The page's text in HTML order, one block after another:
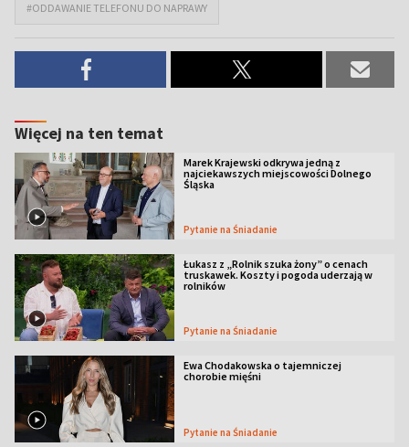
#ODDAWANIE TELEFONU DO NAPRAWY
Więcej na ten temat
Marek Krajewski odkrywa jedną z
najciekawszych miejscowości Dolnego
Śląska
Pytanie na Śniadanie
Łukasz z „Rolnik szuka żony” o cenach
truskawek. Koszty i pogoda uderzają w
rolników
Pytanie na Śniadanie
Ewa Chodakowska o tajemniczej
chorobie mięśni
Pytanie na Śniadanie